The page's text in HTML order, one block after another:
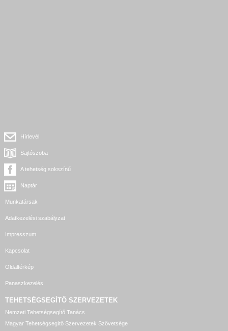
Hírlevél
Sajtószoba
A tehetség sokszínű
Naptár
Munkatársak
Adatkezelési szabályzat
Impresszum
Kapcsolat
Oldaltérkép
Panaszkezelés
TEHETSÉGSEGÍTŐ SZERVEZETEK
Nemzeti Tehetségsegítő Tanács
Magyar Tehetségsegítő Szervezetek Szövetsége